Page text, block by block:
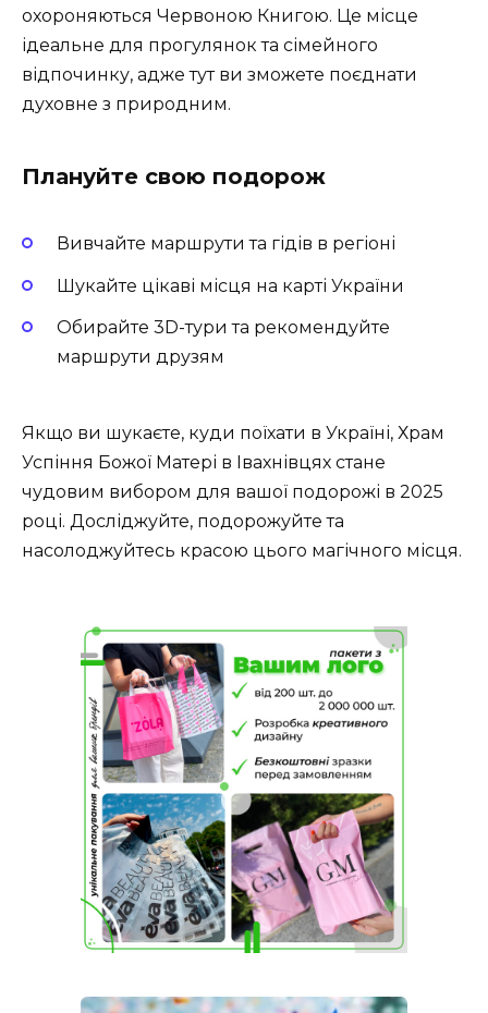
охороняються Червоною Книгою. Це місце
ідеальне для прогулянок та сімейного
відпочинку, адже тут ви зможете поєднати
духовне з природним.
Плануйте свою подорож
Вивчайте маршрути та гідів в регіоні
Шукайте цікаві місця на карті України
Обирайте 3D-тури та рекомендуйте
маршрути друзям
Якщо ви шукаєте, куди поїхати в Україні, Храм
Успіння Божої Матері в Івахнівцях стане
чудовим вибором для вашої подорожі в 2025
році. Досліджуйте, подорожуйте та
насолоджуйтесь красою цього магічного місця.